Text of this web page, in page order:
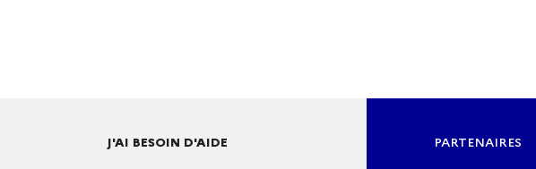
J'AI BESOIN D'AIDE PARTENAIRES